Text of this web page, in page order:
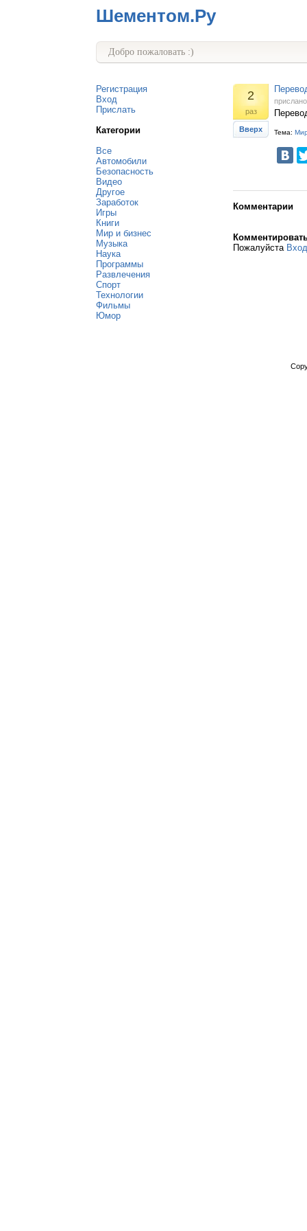
Шементом.Ру
Добро пожаловать :)
Регистрация
Вход
Прислать
Категории
Все
Автомобили
Безопасность
Видео
Другое
Заработок
Игры
Книги
Мир и бизнес
Музыка
Наука
Программы
Развлечения
Спорт
Технологии
Фильмы
Юмор
2
раз
Вверх Тема:
Комментарии
Пожалуйста Вход